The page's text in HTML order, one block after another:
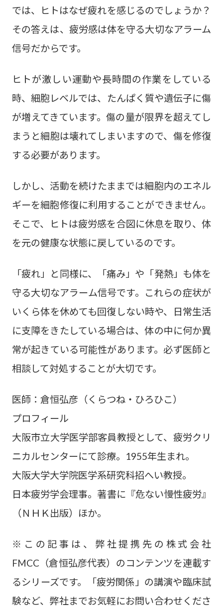
では、ヒトはなぜ疲れを感じるのでしょうか？
その答えは、疲労感は体を守る大切なアラーム
信号だからです。
ヒトが激しい運動や長時間の作業をしている
時、細胞レベルでは、たんぱく質や遺伝子に傷
が増えてきています。傷の量が限界を超えてし
まうと細胞は壊れてしまいますので、傷を修復
する必要があります。
しかし、活動を続けたままでは細胞内のエネル
ギーを細胞修復に利用することができません。
そこで、ヒトは疲労感を合図に休息を取り、体
を元の健康な状態に戻しているのです。
「疲れ」と同様に、「痛み」や「発熱」も体を
守る大切なアラーム信号です。これらの症状が
いくら体を休めても回復しない時や、日常生活
に支障をきたしている場合は、体の中に何か異
常が起きている可能性があります。必ず医師と
相談して対処することが大切です。
医師：倉恒弘彦（くらつね・ひろひこ）
プロフィール
大阪市立大学医学部客員教授として、疲労クリ
ニカルセンターにて診療。1955年生まれ。
大阪大学大学院医学系研究科招へい教授。
日本疲労学会理事。著書に『危ない慢性疲労』
（ＮＨＫ出版）ほか。
※この記事は、弊社提携先の株式会社
FMCC（倉恒弘彦代表）のコンテンツを連載す
るシリーズです。「疲労関係」の講演や臨床試
験など、弊社までお気軽にお問い合わせくださ